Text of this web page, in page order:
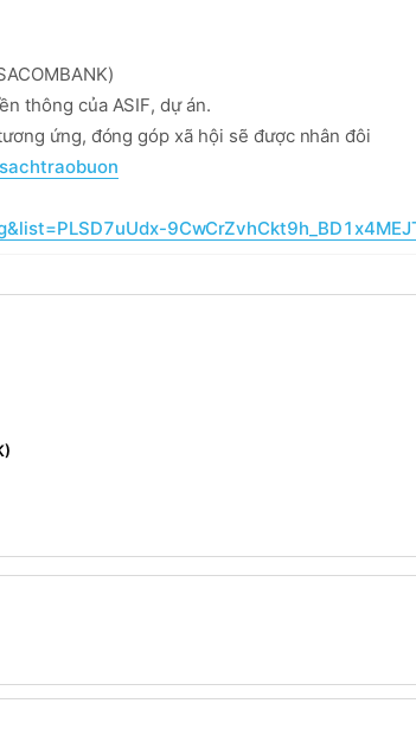
thông của ASIF, dự án.
ứng, đóng góp xã hội sẽ được nhân đôi